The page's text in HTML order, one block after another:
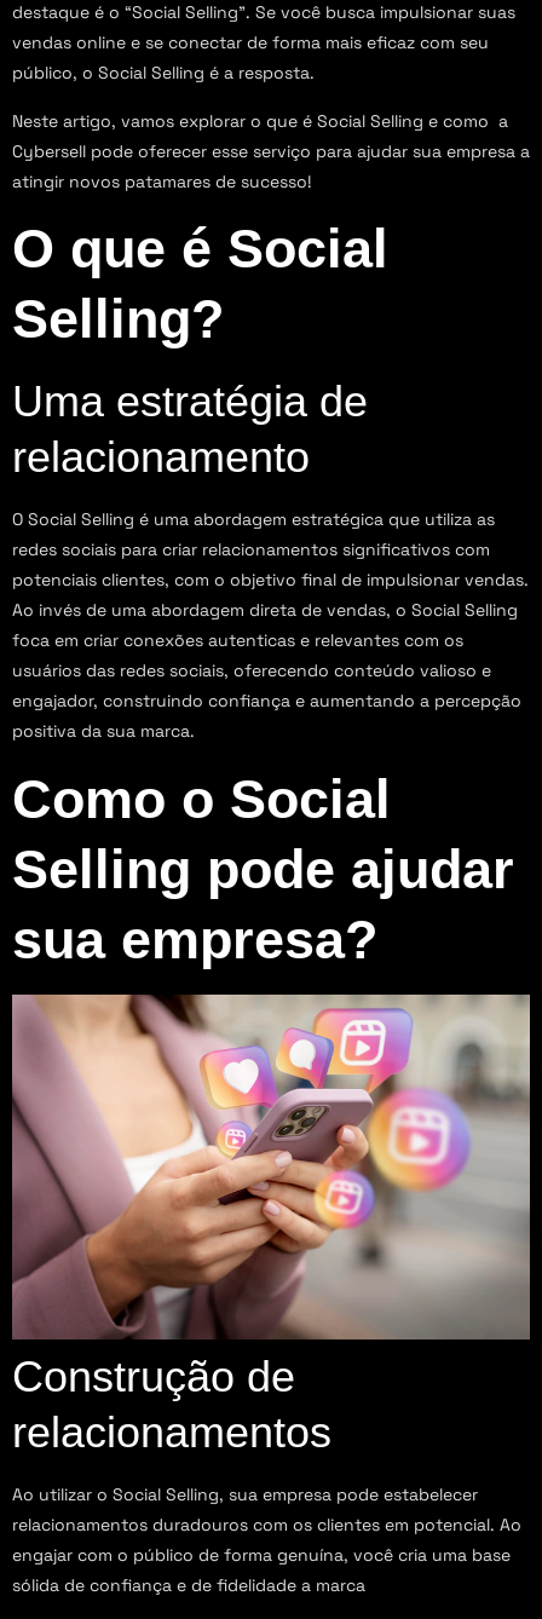
destaque é o “Social Selling”. Se você busca impulsionar suas
vendas online e se conectar de forma mais eficaz com seu
público, o Social Selling é a resposta.
Neste artigo, vamos explorar o que é Social Selling e como a
Cybersell pode oferecer esse serviço para ajudar sua empresa a
atingir novos patamares de sucesso!
O que é Social
Selling?
Uma estratégia de
relacionamento
O Social Selling é uma abordagem estratégica que utiliza as
redes sociais para criar relacionamentos significativos com
potenciais clientes, com o objetivo final de impulsionar vendas.
Ao invés de uma abordagem direta de vendas, o Social Selling
foca em criar conexões autenticas e relevantes com os
usuários das redes sociais, oferecendo conteúdo valioso e
engajador, construindo confiança e aumentando a percepção
positiva da sua marca.
Como o Social
Selling pode ajudar
sua empresa?
Construção de
relacionamentos
Ao utilizar o Social Selling, sua empresa pode estabelecer
relacionamentos duradouros com os clientes em potencial. Ao
engajar com o público de forma genuína, você cria uma base
sólida de confiança e de fidelidade a marca